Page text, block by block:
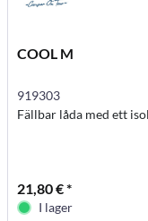
COOL M
919303
Fällbar låda med ett
21,80 € *
I lager